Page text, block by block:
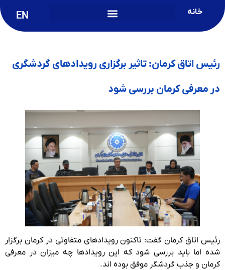
خانه EN
رئیس اتاق کرمان: تاثیر برگزاری رویدادهای گردشگری
در معرفی کرمان بررسی شود
رئیس اتاق کرمان گفت: تاکنون رویدادهای متفاوتی در کرمان برگزار
شده اما باید بررسی شود که این رویدادها چه میزان در معرفی
کرمان و جذب گردشگر موفق بوده اند.